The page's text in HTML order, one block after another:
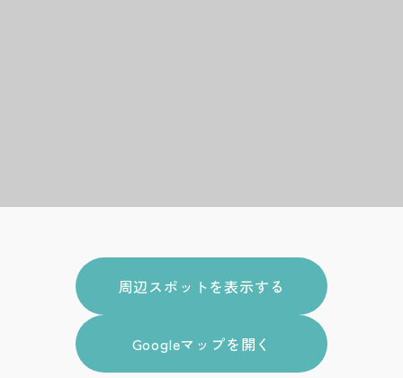
周辺スポットを表示する
Googleマップを開く